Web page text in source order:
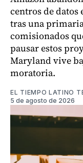
centros de
tras una
comisionados
pausar estos
Maryland vive
moratoria.
EL TIEMPO LATINO
5 de agosto de 2026